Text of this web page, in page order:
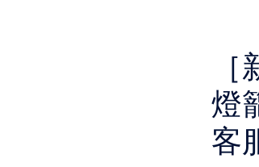
燈
客